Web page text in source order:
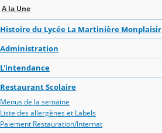
A la Une
Histoire du Lycée La Martinière Monplaisir
Administration
L'intendance
Restaurant Scolaire
Menus de la semaine
Liste des allergènes et Labels
Paiement Restauration/Internat